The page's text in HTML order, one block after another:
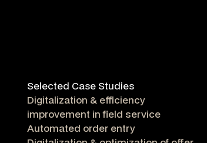
Selected Case Studies
Digitalization & efficiency
improvement in field service
Automated order entry